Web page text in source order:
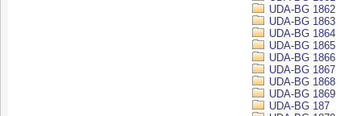
UDA-BG 1862
UDA-BG 1863
UDA-BG 1864
UDA-BG 1865
UDA-BG 1866
UDA-BG 1867
UDA-BG 1868
UDA-BG 1869
UDA-BG 187